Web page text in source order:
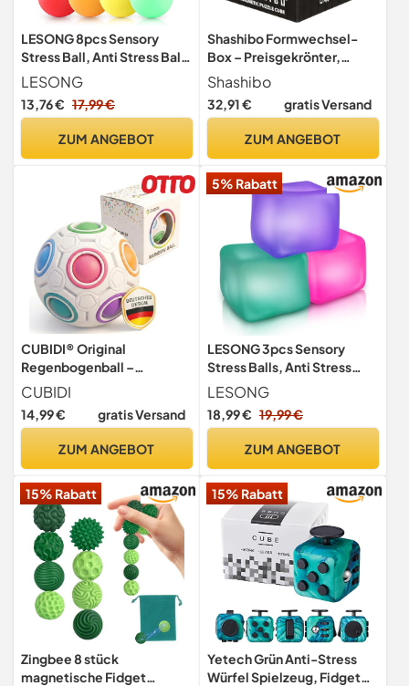
LESONG 8pcs Sensory
Stress Ball, Anti Stress Ball
Squishy Ball Farbwechsel
LESONG
13,76 € 17,99 €
ZUM ANGEBOT
Shashibo Formwechsel-
Box – Preisgekrönter,
patentierter Zappelwürfel
mit 36 Seltenerdmagneten
– lässt Sich in über 100
Planet)
Shashibo
32,91 € gratis Versand
ZUM ANGEBOT
CUBIDI® Original
Regenbogenball –
Geschicklichkeitsspiel &
Fidget Toy für Kinder und
Erwachsene – 3D
Anti Stress Spielzeug ab 4
CUBIDI
14,99 € gratis Versand
ZUM ANGEBOT
5% Rabatt
LESONG 3pcs Sensory
Stress Balls, Anti Stress
Bälle für Kinder Erwachsene
LESONG
18,99 € 19,99 €
ZUM ANGEBOT
15% Rabatt
Zingbee 8 stück
magnetische Fidget
15% Rabatt
Yetech Grün Anti-Stress
Würfel Spielzeug, Fidget